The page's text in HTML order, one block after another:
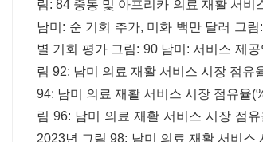
림: 84 중동 및 아프리카 의료 재활 서
남미: 순 기회 추가, 미화 백만 달러 그
별 기회 평가 그림: 90 남미: 서비스 제
림 92: 남미 의료 재활 서비스 시장 점유
94: 남미 의료 재활 서비스 시장 점유율
림 96: 남미 의료 재활 서비스 시장 점
2023년 그림 98: 남미 의료 재활 서비